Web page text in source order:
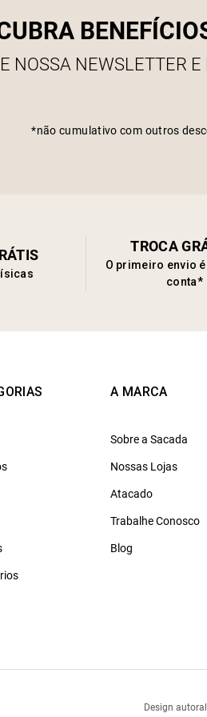
NOSSA NEWSLETTER E
*não cumulativo com outros
TROCA
O primeiro envio
conta*
A MARCA
Sobre a Sacada
Nossas Lojas
Atacado
Trabalhe Conosco
Blog
Design